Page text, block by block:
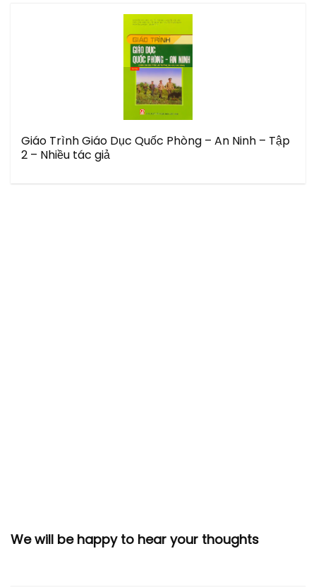
Giáo Trình Giáo Dục Quốc Phòng – An Ninh – Tập
2 – Nhiều tác giả
We will be happy to hear your thoughts